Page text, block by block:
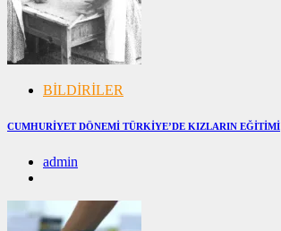
BİLDİRİLER
CUMHURİYET DÖNEMİ TÜRKİYE’DE KIZLARIN EĞİTİMİ
admin